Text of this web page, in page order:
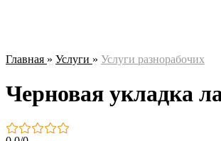
Главная » Услуги » Услуги разнорабочих
Черновая укладка